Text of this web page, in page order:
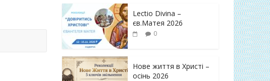
Lectio Divina –
єв.Матея 2026
0
Нове життя в Христі –
осінь 2026